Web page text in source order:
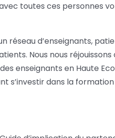
toutes ces personnes
réseau d’enseignants,
Nous nous réjouissons
enseignants en Haute
s’investir dans la formation